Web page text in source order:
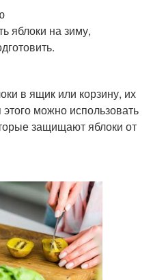
яблоки на зиму,
в ящик или корзину, их
можно использовать
защищают яблоки от